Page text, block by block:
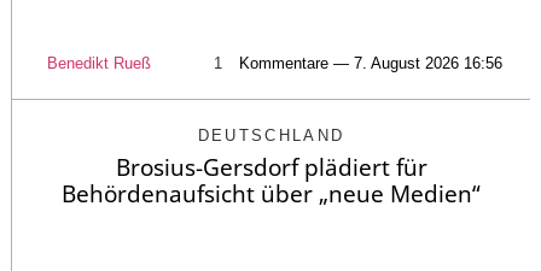
Benedikt Rueß 1 Kommentare — 7. August 2026 16:56
DEUTSCHLAND
Brosius-Gersdorf plädiert für
Behördenaufsicht über „neue Medien“